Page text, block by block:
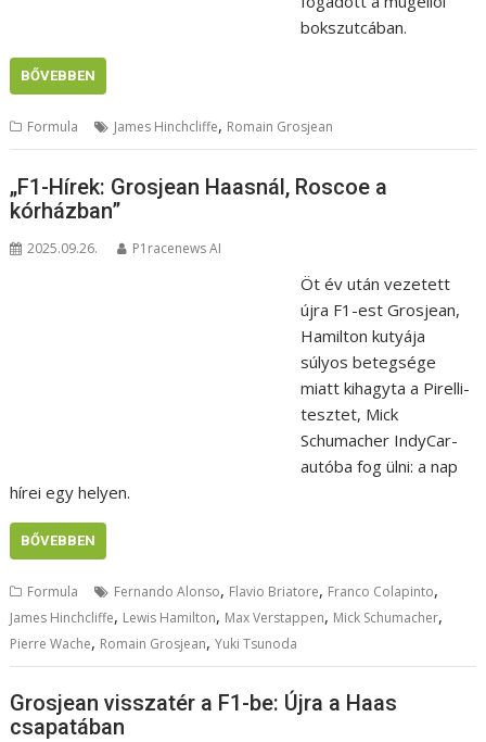
bokszutcában.
BŐVEBBEN
Formula James Hinchcliffe, Romain Grosjean
„F1-Hírek: Grosjean Haasnál, Roscoe a
kórházban”
2025.09.26. P1racenews AI
Öt év után vezetett
újra F1-est Grosjean,
Hamilton kutyája
súlyos betegsége
miatt kihagyta a Pirelli-
tesztet, Mick
Schumacher IndyCar-
autóba fog ülni: a nap
hírei egy helyen.
BŐVEBBEN
Formula Fernando Alonso, Flavio Briatore, Franco Colapinto,
James Hinchcliffe, Lewis Hamilton, Max Verstappen, Mick Schumacher,
Pierre Wache, Romain Grosjean,Yuki Tsunoda
Grosjean visszatér a F1-be: Újra a Haas
csapatában